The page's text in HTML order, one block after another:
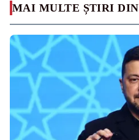
MAI MULTE ȘTIRI DIN